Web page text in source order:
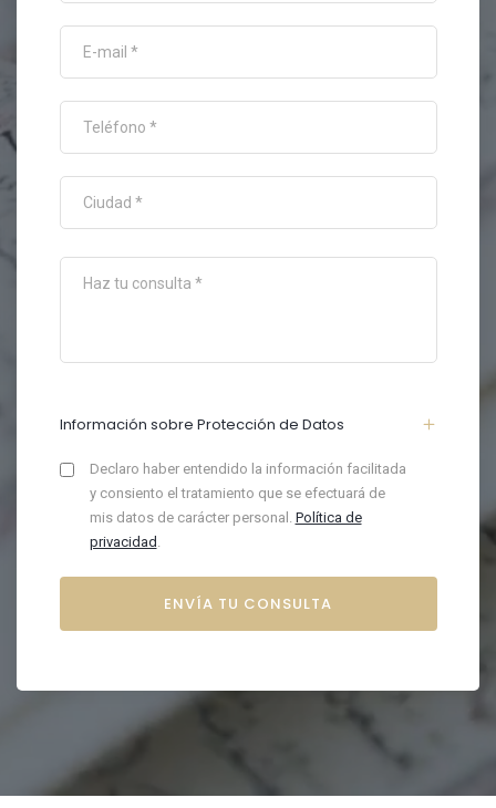
Información sobre Protección de Datos
Declaro haber entendido la información facilitada
y consiento el tratamiento que se efectuará de
mis datos de carácter personal. Política de
privacidad .